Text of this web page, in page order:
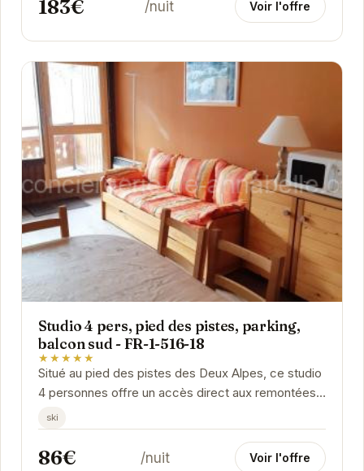
183€ /nuit Voir l'offre
Studio 4 pers, pied des pistes, parking,
balcon sud - FR-1-516-18
★★★★★
Situé au pied des pistes des Deux Alpes, ce studio
4 personnes offre un accès direct aux remontées
mécaniques. Avec un parking privé et un...
ski
86€ /nuit Voir l'offre